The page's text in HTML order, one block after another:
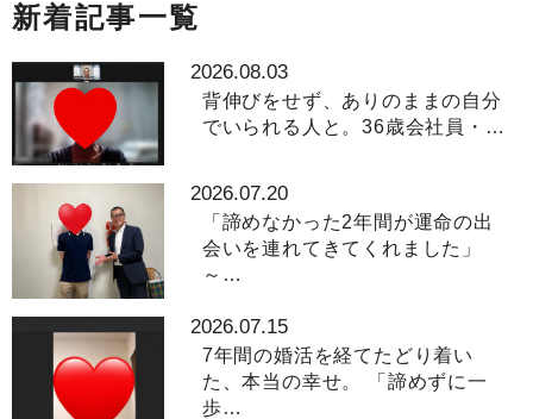
新着記事一覧
2026.08.03
背伸びをせず、ありのままの自分
でいられる人と。36歳会社員・…
2026.07.20
「諦めなかった2年間が運命の出
会いを連れてきてくれました」
～…
2026.07.15
7年間の婚活を経てたどり着い
た、本当の幸せ。 「諦めずに一
歩…